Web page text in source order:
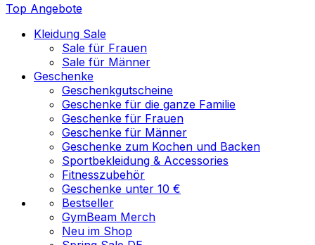
Top Angebote
Kleidung Sale
Sale für Frauen
Sale für Männer
Geschenke
Geschenkgutscheine
Geschenke für die ganze Familie
Geschenke für Frauen
Geschenke für Männer
Geschenke zum Kochen und Backen
Sportbekleidung & Accessories
Fitnesszubehör
Geschenke unter 10 €
Bestseller
GymBeam Merch
Neu im Shop